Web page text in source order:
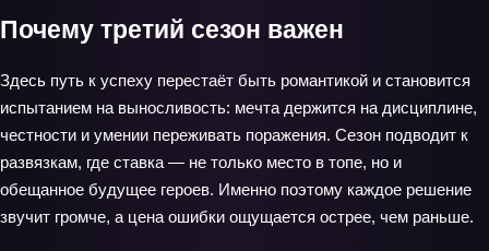
Почему третий сезон важен
Здесь путь к успеху перестаёт быть романтикой и становится
испытанием на выносливость: мечта держится на дисциплине,
честности и умении переживать поражения. Сезон подводит к
развязкам, где ставка — не только место в топе, но и
обещанное будущее героев. Именно поэтому каждое решение
звучит громче, а цена ошибки ощущается острее, чем раньше.